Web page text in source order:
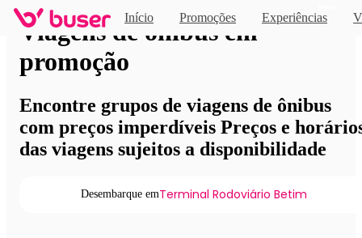
Início Promoções Experiências
Viagens de ônibus em
promoção
Encontre grupos de viagens de ônibus
com preços imperdíveis Preços e
das viagens sujeitos a disponibilidade
Desembarque emTerminal Rodoviário Betim